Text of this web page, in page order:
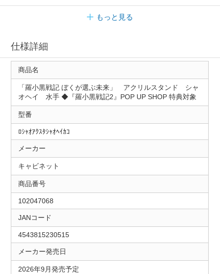
もっと見る
仕様詳細
商品名
「羅小黒戦記 ぼくが選ぶ未来」 アクリルスタンド シャ
オヘイ 水手 ◆『羅小黒戦記2』POP UP SHOP 特典対象
型番
ﾛｼｬｵｱｸｽﾀｼｬｵﾍｲｶｺ
メーカー
キャビネット
商品番号
102047068
JANコード
4543815230515
メーカー発売日
2026年9月発売予定